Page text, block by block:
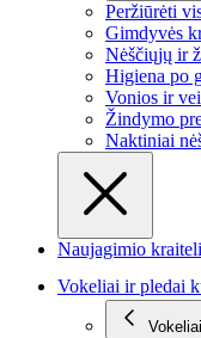
Peržiūrėti
Gimdyvės
Nėščiųjų ir
Higiena po
Vonios ir
Žindymo
Naktiniai
Naujagimio
Vokeliai ir pledai